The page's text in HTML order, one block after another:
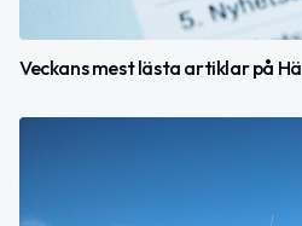
Veckans mest lästa artiklar på